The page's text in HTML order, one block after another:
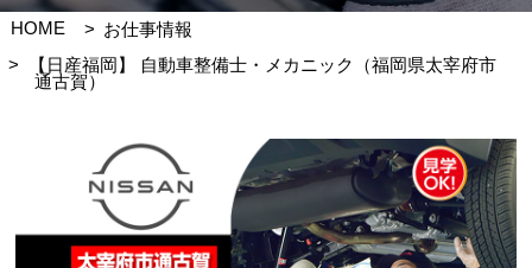
HOME
お仕事情報
【日産福岡】 自動車整備士・メカニック（福岡県太宰府市
通古賀）